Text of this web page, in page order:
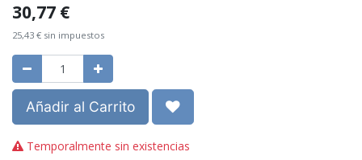
30,77 €
25,43 € sin impuestos
Añadir al Carrito
Temporalmente sin existencias